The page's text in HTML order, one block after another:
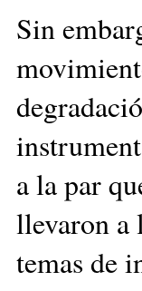
Sin
a la par
llevaron a
temas de